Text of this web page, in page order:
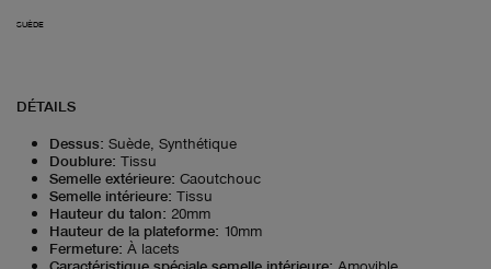
SUÈDE
DÉTAILS
Dessus: Suède, Synthétique
Doublure: Tissu
Semelle extérieure: Caoutchouc
Semelle intérieure: Tissu
Hauteur du talon: 20mm
Hauteur de la plateforme: 10mm
Fermeture: À lacets
Caractéristique spéciale semelle intérieure: Amovible